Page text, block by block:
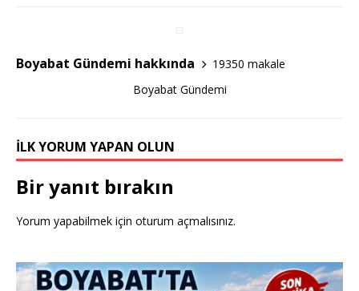
o
k
Boyabat Gündemi hakkında
19350 makale
Boyabat Gündemi
İLK YORUM YAPAN OLUN
Bir yanıt bırakın
Yorum yapabilmek için oturum açmalısınız.